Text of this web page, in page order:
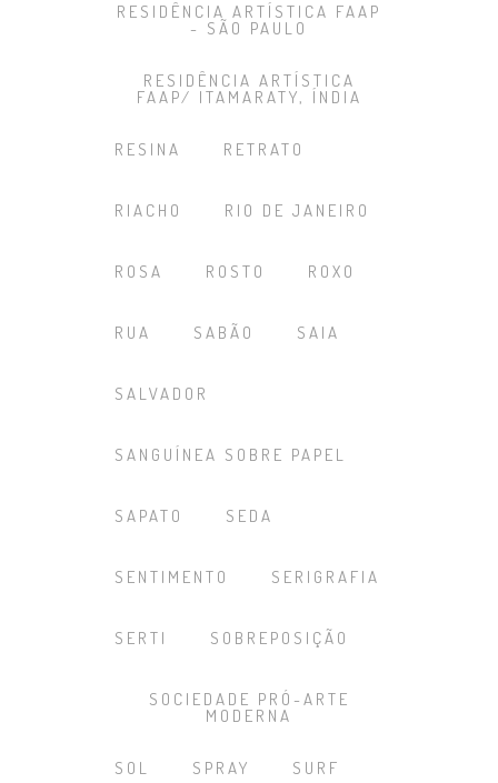
RESIDÊNCIA ARTÍSTICA FAAP
- SÃO PAULO
RESIDÊNCIA ARTÍSTICA
FAAP/ ITAMARATY, ÍNDIA
RESINA RETRATO
RIACHO RIO DE JANEIRO
ROSA ROSTO ROXO
RUA SABÃO SAIA
SALVADOR
SANGUÍNEA SOBRE PAPEL
SAPATO SEDA
SENTIMENTO SERIGRAFIA
SERTI SOBREPOSIÇÃO
SOCIEDADE PRÓ-ARTE
MODERNA
SOL SPRAY SURF